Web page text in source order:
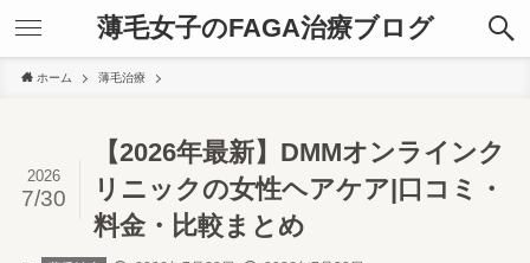
薄毛女子のFAGA治療ブログ
ホーム 薄毛治療
【2026年最新】DMMオンラインク
リニックの女性ヘアケア|口コミ・
料金・比較まとめ
2026
7/30